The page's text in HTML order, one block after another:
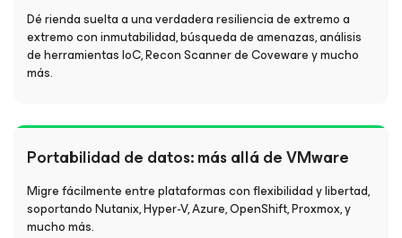
Dé rienda suelta a una verdadera resiliencia de extremo a
extremo con inmutabilidad, búsqueda de amenazas, análisis
de herramientas IoC, Recon Scanner de Coveware y mucho
más.
Portabilidad de datos: más allá de VMware
Migre fácilmente entre plataformas con flexibilidad y libertad,
soportando Nutanix, Hyper-V, Azure, OpenShift, Proxmox, y
mucho más.